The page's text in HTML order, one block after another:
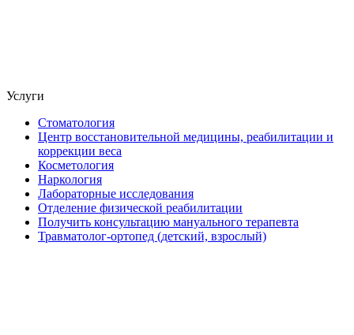
Услуги
Стоматология
Центр восстановительной медицины, реабилитации и
коррекции веса
Косметология
Наркология
Лабораторные исследования
Отделение физической реабилитации
Получить консультацию мануального терапевта
Травматолог-ортопед (детский, взрослый)